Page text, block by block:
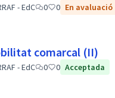
- EdC 0 0 En avaluació
comarcal (II)
- EdC 0 0 Acceptada